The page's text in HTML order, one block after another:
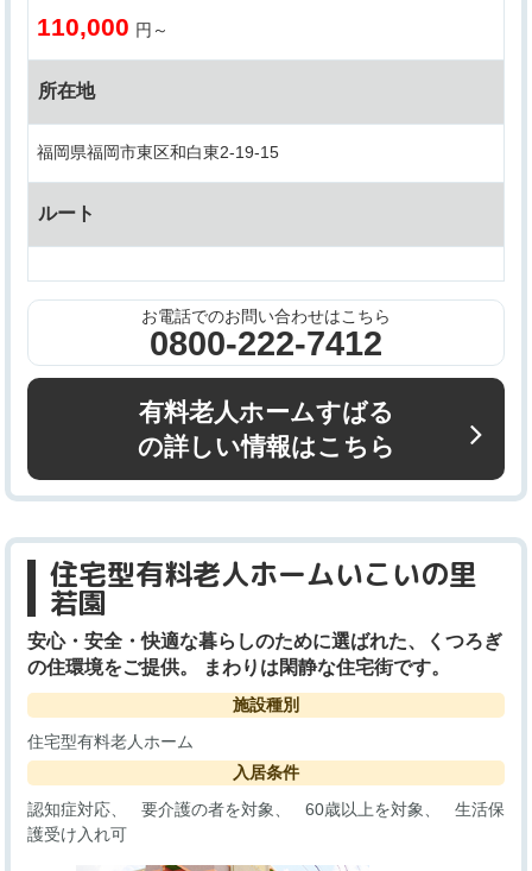
110,000 円～
所在地
福岡県福岡市東区和白東2-19-15
ルート
お電話でのお問い合わせはこちら
0800-222-7412
有料老人ホームすばる
の詳しい情報はこちら
住宅型有料老人ホームいこいの里
若園
安心・安全・快適な暮らしのために選ばれた、くつろぎ
の住環境をご提供。 まわりは閑静な住宅街です。
施設種別
住宅型有料老人ホーム
入居条件
認知症対応
要介護の者を対象 60歳以上を対象
生活保
護受け入れ可